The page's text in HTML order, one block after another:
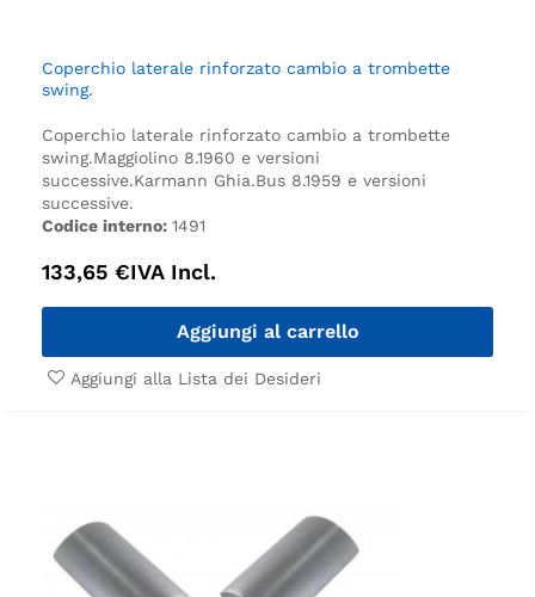
Coperchio laterale rinforzato cambio a trombette
swing.
Coperchio laterale rinforzato cambio a trombette
swing.Maggiolino 8.1960 e versioni
successive.Karmann Ghia.Bus 8.1959 e versioni
successive.
Codice interno: 1491
133,65 €IVA Incl.
Aggiungi al carrello
Aggiungi alla Lista dei Desideri